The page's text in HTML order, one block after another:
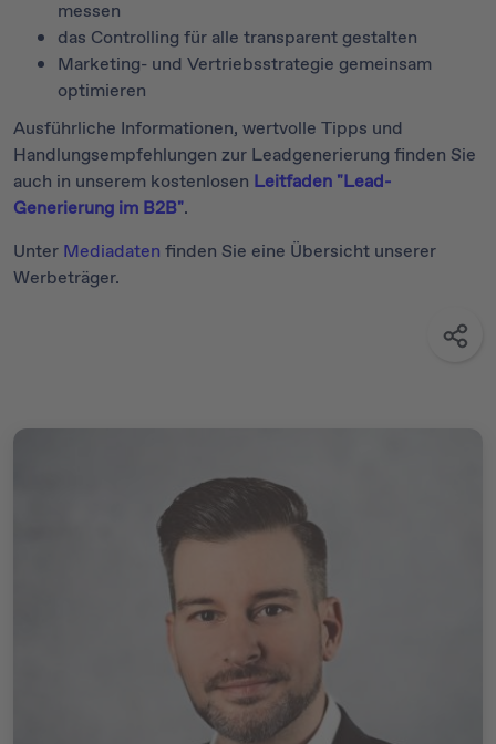
messen
das Controlling für alle transparent gestalten
Marketing- und Vertriebsstrategie gemeinsam
optimieren
Ausführliche Informationen, wertvolle Tipps und
Handlungsempfehlungen zur Leadgenerierung finden Sie
auch in unserem kostenlosen Leitfaden "Lead-
Generierung im B2B".
Unter Mediadaten finden Sie eine Übersicht unserer
Werbeträger.